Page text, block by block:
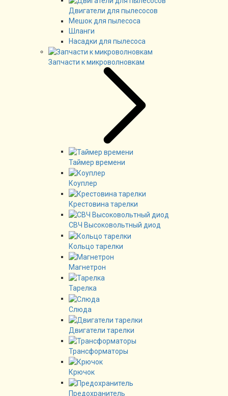
Двигатели для пылесосов
Мешок для пылесоса
Шланги
Насадки для пылесоса
Запчасти к микроволновкам
Таймер времени
Коуплер
Крестовина тарелки
СВЧ Высоковольтный диод
Кольцо тарелки
Магнетрон
Тарелка
Слюда
Двигатели тарелки
Трансформаторы
Крючок
Предохранитель